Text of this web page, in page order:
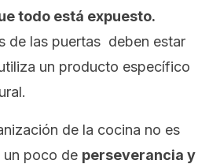
todo está expuesto.
de las puertas deben estar
un producto específico
de la cocina no es
poco de perseverancia y